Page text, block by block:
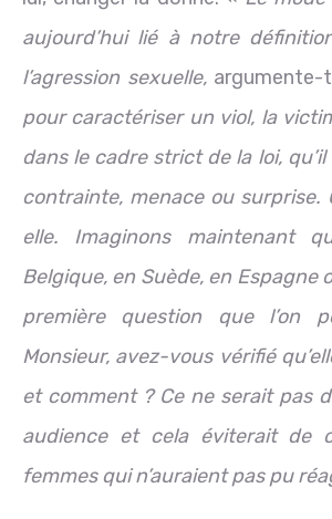
aujourd’hui lié à notre
l’agression sexuelle,
pour caractériser un viol, la
dans le cadre strict de la loi,
contrainte, menace ou surprise.
elle. Imaginons maintenant
Belgique, en Suède, en Espagne
première question que l’on
Monsieur, avez-vous vérifié
et comment ? Ce ne serait pas
audience et cela éviterait de
femmes qui n’auraient pas pu